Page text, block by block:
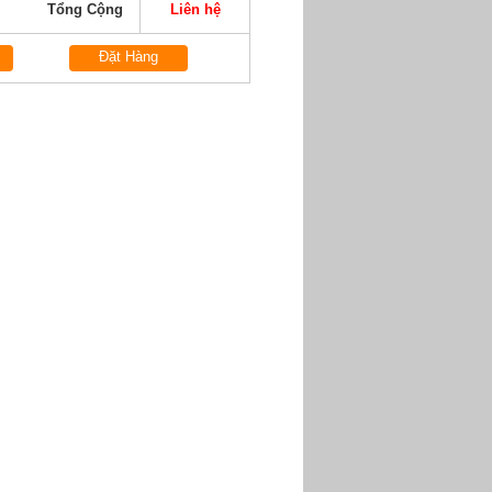
Tổng Cộng Liên hệ
Đặt Hàng